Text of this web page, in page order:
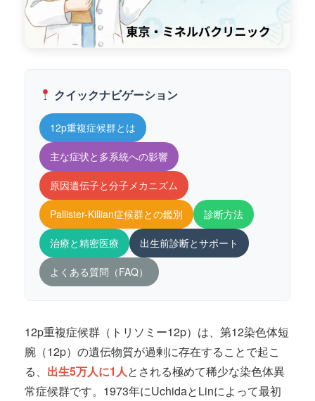
クイックナビゲーション
12p重複症候群とは
主な症状と多系統への影響
原因遺伝子と分子メカニズム
Pallister-Killian症候群との鑑別 診断方法
治療と精密医療 出生前診断とサポート
よくある質問（FAQ）
12p重複症候群（トリソミー12p）は、第12染色体短
腕（12p）の遺伝物質が過剰に存在することで起こ
る、 出生5万人に1人とされる極めて稀少な染色体異
常症候群です。1973年にUchidaとLinによって最初